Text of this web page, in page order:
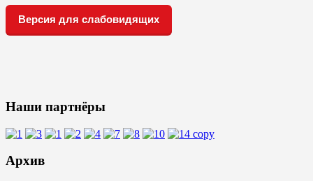
Версия для слабовидящих
Наши партнёры
Архив